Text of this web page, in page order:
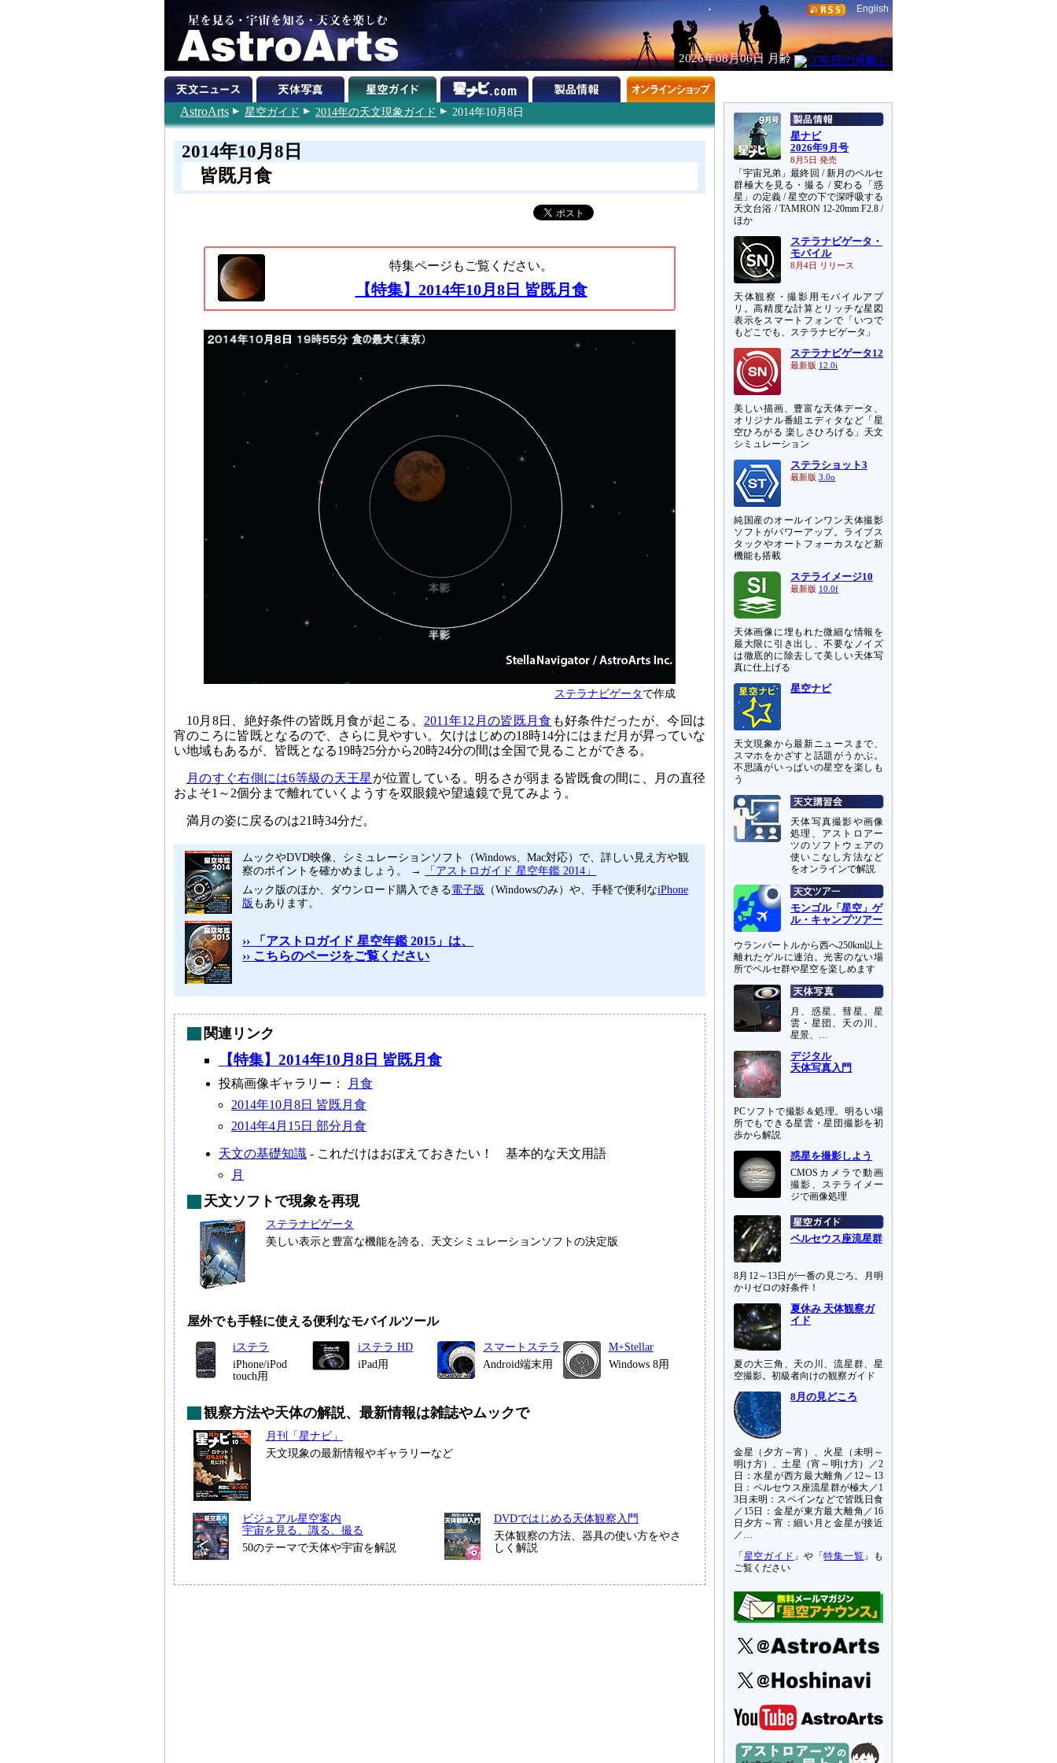
English
2026年08月06日 月齢
AstroArts 星空ガイド 2014年の天文現象ガイド 2014年10月8日
2014年10月8日
皆既月食
特集ページもご覧ください。
【特集】2014年10月8日 皆既月食
ステラナビゲータで作成
10月8日、絶好条件の皆既月食が起こる。 2011年12月の皆既月食 も好条件だったが、今回は
宵のころに皆既となるので、さらに見やすい。欠けはじめの18時14分にはまだ月が昇っていな
い地域もあるが、皆既となる19時25分から20時24分の間は全国で見ることができる。
月のすぐ右側には6等級の天王星 が位置している。明るさが弱まる皆既食の間に、月の直径
およそ1～2個分まで離れていくようすを双眼鏡や望遠鏡で見てみよう。
満月の姿に戻るのは21時34分だ。
ムックやDVD映像、シミュレーションソフト（Windows、Mac対応）で、詳しい見え方や観
察のポイントを確かめましょう。 →
「アストロガイド 星空年鑑 2014」
ムック版のほか、ダウンロード購入できる電子版 （Windowsのみ）や、手軽で便利なiPhone
版もあります。
›› 「アストロガイド 星空年鑑 2015」は、
›› こちらのページをご覧ください
関連リンク
【特集】2014年10月8日 皆既月食
投稿画像ギャラリー：
月食
2014年10月8日 皆既月食
2014年4月15日 部分月食
天文の基礎知識 - これだけはおぼえておきたい！ 基本的な天文用語
月
天文ソフトで現象を再現
ステラナビゲータ
美しい表示と豊富な機能を誇る、天文シミュレーションソフトの決定版
屋外でも手軽に使える便利なモバイルツール
iステラ
iPhone/iPod
touch用
iステラ HD
iPad用
スマートステラ
Android端末用
M+Stellar
Windows 8用
観察方法や天体の解説、最新情報は雑誌やムックで
月刊「星ナビ」
天文現象の最新情報やギャラリーなど
ビジュアル星空案内
宇宙を見る、識る、撮る
50のテーマで天体や宇宙を解説
DVDではじめる天体観察入門
天体観察の方法、器具の使い方をやさ
しく解説
星ナビ
2026年9月号
8月5日 発売
「宇宙兄弟」最終回 / 新月のペルセ
群極大を見る・撮る / 変わる「惑
星」の定義 / 星空の下で深呼吸する
天文台浴 / TAMRON 12-20mm F2.8 /
ほか
ステラナビゲータ・
モバイル
8月4日 リリース
天体観察・撮影用モバイルアプ
リ。高精度な計算とリッチな星図
表示をスマートフォンで「いつで
もどこでも、ステラナビゲータ」
ステラナビゲータ12
最新版 12.0i
美しい描画、豊富な天体データ、
オリジナル番組エディタなど「星
空ひろがる 楽しさひろげる」天文
シミュレーション
ステラショット3
最新版 3.0o
純国産のオールインワン天体撮影
ソフトがパワーアップ。ライブス
タックやオートフォーカスなど新
機能も搭載
ステライメージ10
最新版 10.0f
天体画像に埋もれた微細な情報を
最大限に引き出し、不要なノイズ
は徹底的に除去して美しい天体写
真に仕上げる
星空ナビ
天文現象から最新ニュースまで、
スマホをかざすと話題がうかぶ。
不思議がいっぱいの星空を楽しも
う
天体写真撮影や画像
処理、アストロアー
ツのソフトウェアの
使いこなし方法など
をオンラインで解説
モンゴル「星空」ゲ
ル・キャンプツアー
ウランバートルから西へ250km以上
離れたゲルに連泊。光害のない場
所でペルセ群や星空を楽しめます
月、惑星、彗星、星
雲・星団、天の川、
星景、…
デジタル
天体写真入門
PCソフトで撮影＆処理。明るい場
所でもできる星雲・星団撮影を初
歩から解説
惑星を撮影しよう
CMOSカメラで動画
撮影、ステライメー
ジで画像処理
ペルセウス座流星群
8月12～13日が一番の見ごろ。月明
かりゼロの好条件！
夏休み 天体観察ガ
イド
夏の大三角、天の川、流星群、星
空撮影。初級者向けの観察ガイド
8月の見どころ
金星（夕方～宵）、火星（未明～
明け方）、土星（宵～明け方）／2
日：水星が西方最大離角／12～13
日：ペルセウス座流星群が極大／1
3日未明：スペインなどで皆既日食
／15日：金星が東方最大離角／16
日夕方～宵：細い月と金星が接近
／…
「 星空ガイド 」や「特集一覧 」も
ご覧ください